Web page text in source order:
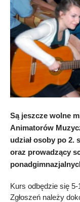
Są jeszcze wolne
Animatorów
udział osoby po 2.
oraz prowadzący
Kurs odbędzie się
Zgłoszeń należy